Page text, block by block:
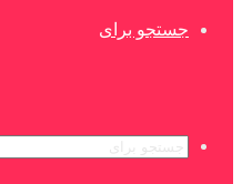
جستجو برای